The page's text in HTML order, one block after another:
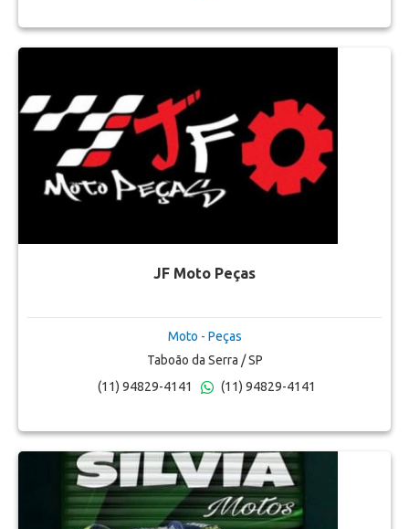
JF Moto Peças
Moto - Peças
Taboão da Serra / SP
(11) 94829-4141
(11) 94829-4141